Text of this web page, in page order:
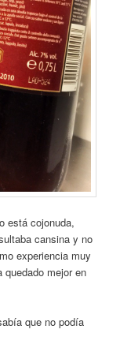
está cojonuda,
cansina y no
experiencia muy
quedado mejor en
que no podía